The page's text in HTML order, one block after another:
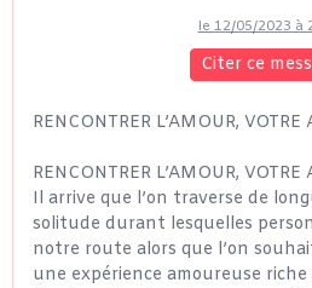
le 12/05/2023 à
Citer ce
RENCONTRER L’AMOUR, VOTRE
RENCONTRER L’AMOUR, VOTRE
Il arrive que l’on traverse de
solitude durant lesquelles
notre route alors que l’on
une expérience amoureuse